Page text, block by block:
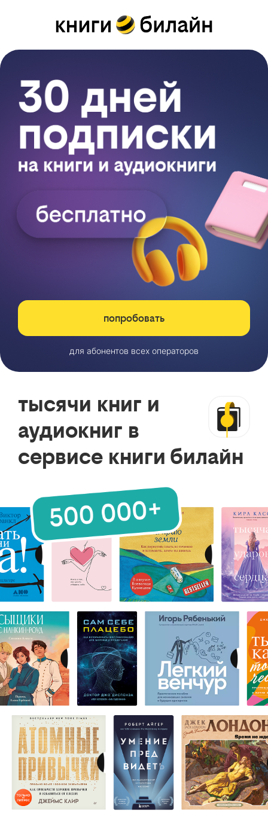
попробовать
для абонентов всех операторов
тысячи книг и
аудиокниг в
сервисе книги билайн